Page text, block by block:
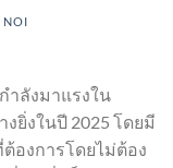
NOI
ำลังมาแรงใน
ยิ่งในปี 2025 โดยมี
องการโดยไม่ต้อง